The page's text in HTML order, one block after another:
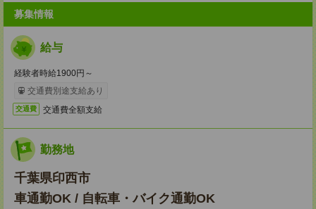
募集情報
給与
経験者時給1900円～
交通費別途支給あり
交通費 交通費全額支給
勤務地
千葉県印西市
車通勤OK / 自転車・バイク通勤OK